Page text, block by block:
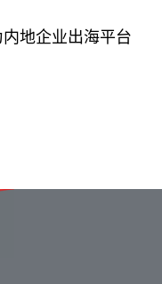
地企业出海平台